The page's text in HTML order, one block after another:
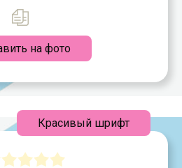
на фото
Красивый шрифт